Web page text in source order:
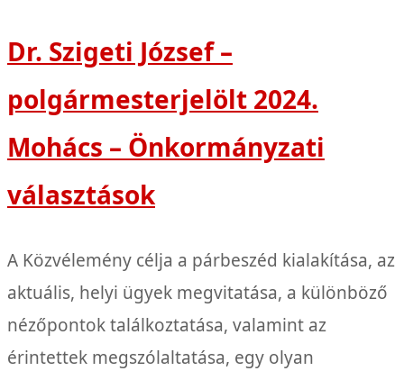
Dr. Szigeti József –
polgármesterjelölt 2024.
Mohács – Önkormányzati
választások
A Közvélemény célja a párbeszéd kialakítása, az
aktuális, helyi ügyek megvitatása, a különböző
nézőpontok találkoztatása, valamint az
érintettek megszólaltatása, egy olyan